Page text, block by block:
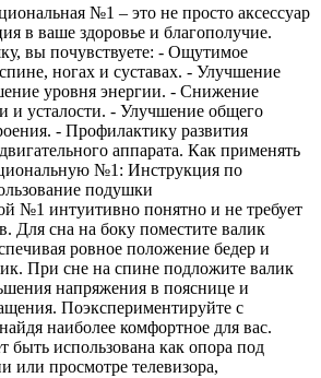
№1 – это не просто аксессуар
в ваше здоровье и благополучие.
вы почувствуете: - Ощутимое
ногах и суставах. - Улучшение
уровня энергии. - Снижение
и усталости. - Улучшение общего
- Профилактику развития
аппарата. Как применять
№1: Инструкция по
подушки
№1 интуитивно понятно и не требует
Для сна на боку поместите валик
ровное положение бедер и
При сне на спине подложите валик
напряжения в пояснице и
Поэкспериментируйте с
наиболее комфортное для вас.
использована как опора под
или просмотре телевизора,